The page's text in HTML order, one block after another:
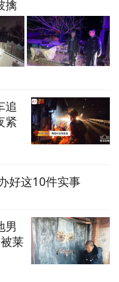
擒
追
紧
好这10件实事
男
莱